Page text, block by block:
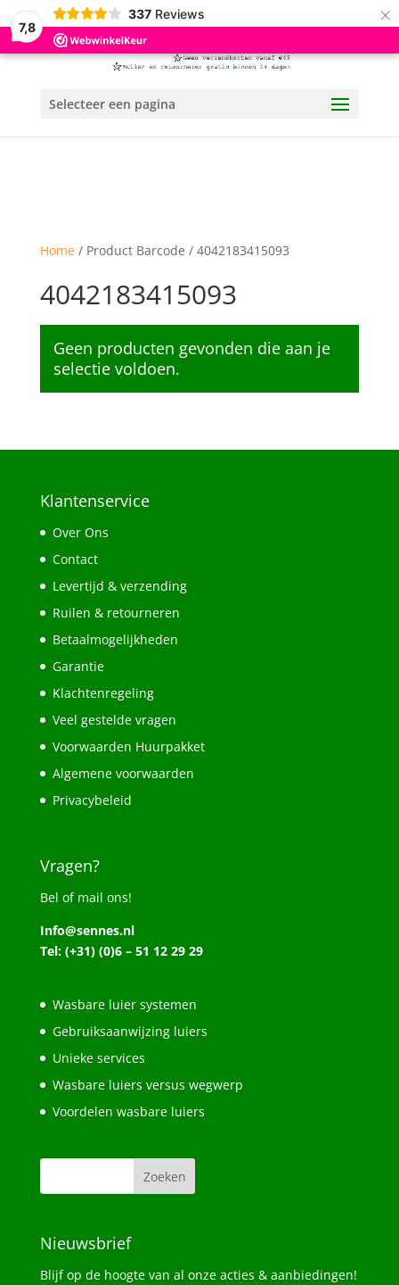
7,8
337 Reviews ×
Selecteer een pagina
Home/ Product Barcode / 4042183415093
4042183415093
Geen producten gevonden die aan je
selectie voldoen.
Klantenservice
Over Ons
Contact
Levertijd & verzending
Ruilen & retourneren
Betaalmogelijkheden
Garantie
Klachtenregeling
Veel gestelde vragen
Voorwaarden Huurpakket
Algemene voorwaarden
Privacybeleid
Vragen?
Bel of mail ons!
Info@sennes.nl
Tel: (+31) (0)6 – 51 12 29 29
Wasbare luier systemen
Gebruiksaanwijzing luiers
Unieke services
Wasbare luiers versus wegwerp
Voordelen wasbare luiers
Nieuwsbrief
Blijf op de hoogte van al onze acties & aanbiedingen!